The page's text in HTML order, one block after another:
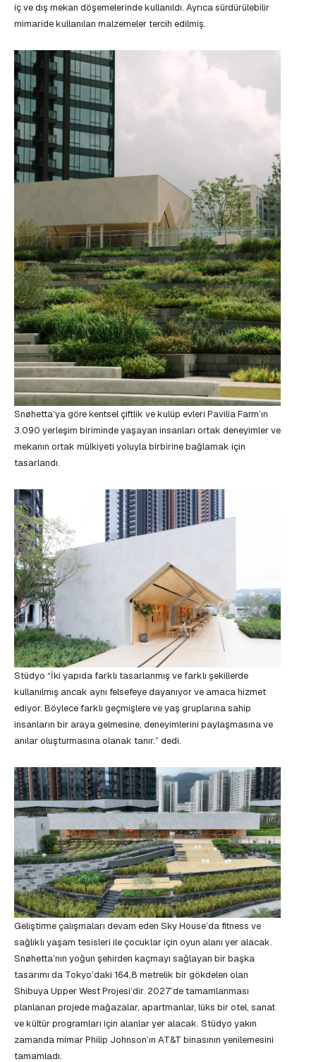
iç ve dış mekan döşemelerinde kullanıldı. Ayrıca sürdürülebilir
mimaride kullanılan malzemeler tercih edilmiş.
Snøhetta’ya göre kentsel çiftlik ve kulüp evleri Pavilia Farm’ın
3.090 yerleşim biriminde yaşayan insanları ortak deneyimler ve
mekanın ortak mülkiyeti yoluyla birbirine bağlamak için
tasarlandı.
Stüdyo “İki yapıda farklı tasarlanmış ve farklı şekillerde
kullanılmış ancak aynı felsefeye dayanıyor ve amaca hizmet
ediyor. Böylece farklı geçmişlere ve yaş gruplarına sahip
insanların bir araya gelmesine, deneyimlerini paylaşmasına ve
anılar oluşturmasına olanak tanır.” dedi.
Geliştirme çalışmaları devam eden Sky House’da fitness ve
sağlıklı yaşam tesisleri ile çocuklar için oyun alanı yer alacak.
Snøhetta’nın yoğun şehirden kaçmayı sağlayan bir başka
tasarımı da Tokyo’daki 164,8 metrelik bir gökdelen olan
Shibuya Upper West Projesi’dir. 2027’de tamamlanması
planlanan projede mağazalar, apartmanlar, lüks bir otel, sanat
ve kültür programları için alanlar yer alacak. Stüdyo yakın
zamanda mimar Philip Johnson’ın AT&T binasının yenilemesini
tamamladı.